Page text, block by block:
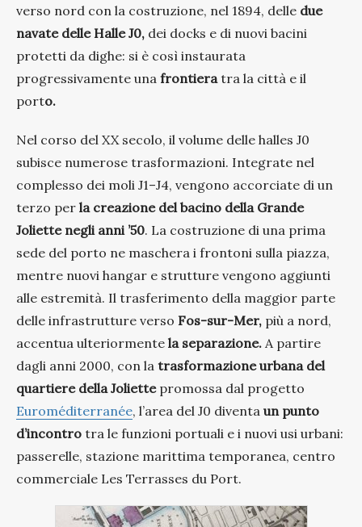
verso nord con la costruzione, nel 1894, delle due
navate delle Halle J0, dei docks e di nuovi bacini
protetti da dighe: si è così instaurata
progressivamente una frontiera tra la città e il
porto.
Nel corso del XX secolo, il volume delle halles J0
subisce numerose trasformazioni. Integrate nel
complesso dei moli J1–J4, vengono accorciate di un
terzo per la creazione del bacino della Grande
Joliette negli anni ’50. La costruzione di una prima
sede del porto ne maschera i frontoni sulla piazza,
mentre nuovi hangar e strutture vengono aggiunti
alle estremità. Il trasferimento della maggior parte
delle infrastrutture verso Fos-sur-Mer, più a nord,
accentua ulteriormente la separazione. A partire
dagli anni 2000, con la trasformazione urbana del
quartiere della Joliettepromossa dal progetto
Euroméditerranée, l’area del J0 diventa un punto
d’incontro tra le funzioni portuali e i nuovi usi urbani:
passerelle, stazione marittima temporanea, centro
commerciale Les Terrasses du Port.